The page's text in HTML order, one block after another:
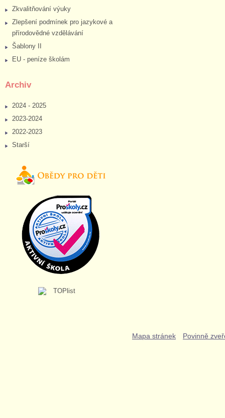
Zkvalitňování výuky
Zlepšení podmínek pro jazykové a
přírodovědné vzdělávání
Šablony II
EU - peníze školám
Archiv
2024 - 2025
2023-2024
2022-2023
Starší
Mapa stránek Povinně